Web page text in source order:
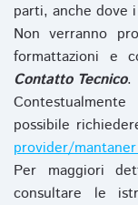
parti, anche dove
Non verranno
formattazioni e
Contatto Tecnico.
possibile
provider/
Per maggiori
consultare le